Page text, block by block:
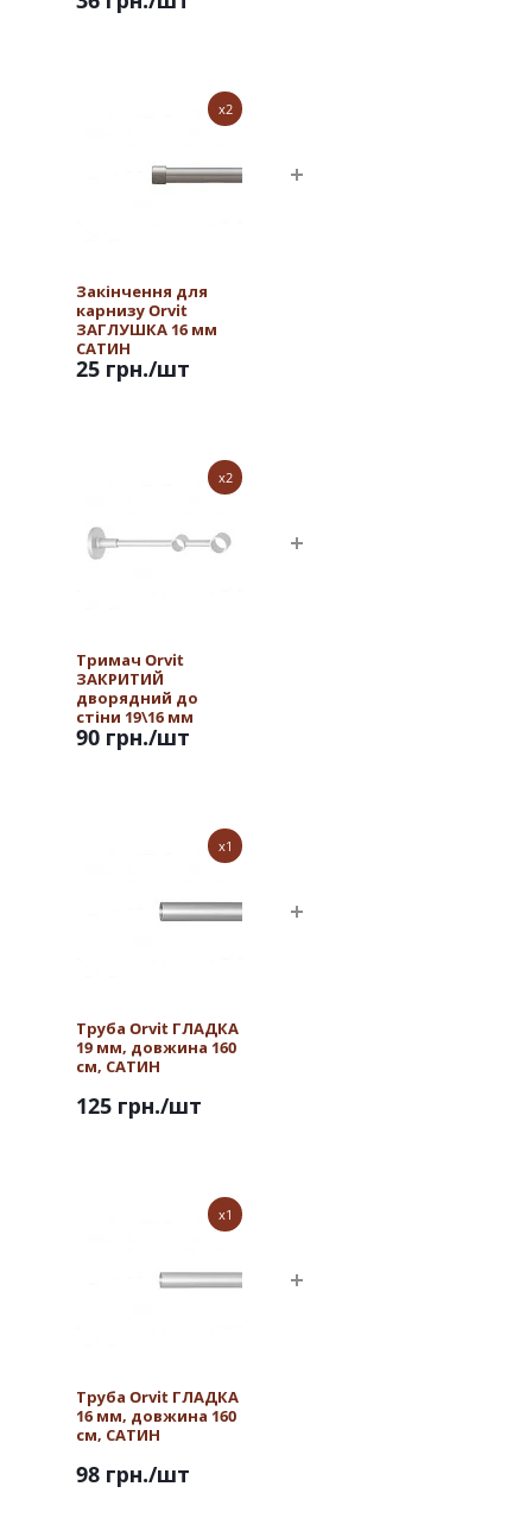
x2
Закінчення для
карнизу Orvit
ЗАГЛУШКА 16 мм
САТИН
25 грн./шт
x2
Тримач Orvit
ЗАКРИТИЙ
дворядний до
стіни 19\16 мм
САТИН
90 грн./шт
x1
Труба Orvit ГЛАДКА
19 мм, довжина 160
см, САТИН
125 грн./шт
x1
Труба Orvit ГЛАДКА
16 мм, довжина 160
см, САТИН
98 грн./шт